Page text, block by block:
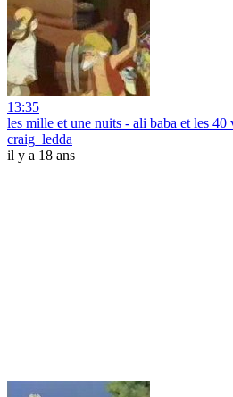
13:35
les mille et une nuits - ali baba et les 40
craig_ledda
il y a 18 ans